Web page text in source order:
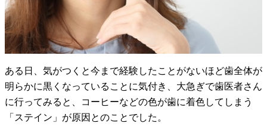
ある日、気がつくと今まで経験したことがないほど歯全体が
明らかに黒くなっていることに気付き、大急ぎで歯医者さん
に行ってみると、コーヒーなどの色が歯に着色してしまう
「ステイン」が原因とのことでした。